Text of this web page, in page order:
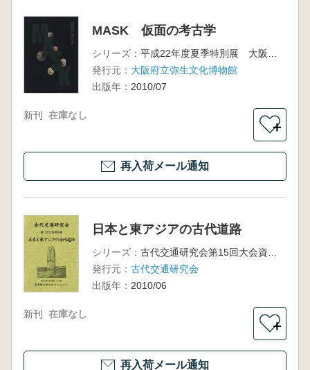
MASK 仮面の考古学
シリーズ：
平成22年度夏季特別展 大阪府立弥生文化博物館図録43
発行元： 大阪府立弥生文化博物館
出版年： 2010/07
新刊 在庫なし
＋
再入荷メール通知
日本と東アジアの古代道路
シリーズ：
古代交通研究会第15回大会資料集
発行元： 古代交通研究会
出版年： 2010/06
新刊 在庫なし
＋
再入荷メール通知